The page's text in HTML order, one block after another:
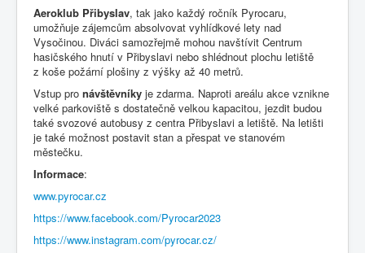
Aeroklub Přibyslav, tak jako každý ročník Pyrocaru,
umožňuje zájemcům absolvovat vyhlídkové lety nad
Vysočinou. Diváci samozřejmě mohou navštívit Centrum
hasičského hnutí v Přibyslavi nebo shlédnout plochu letiště
z koše požární plošiny z výšky až 40 metrů.
Vstup pro návštěvníky je zdarma. Naproti areálu akce vznikne
velké parkoviště s dostatečně velkou kapacitou, jezdit budou
také svozové autobusy z centra Přibyslavi a letiště. Na letišti
je také možnost postavit stan a přespat ve stanovém
městečku.
Informace:
www.pyrocar.cz
https://www.facebook.com/Pyrocar2023
https://www.instagram.com/pyrocar.cz/